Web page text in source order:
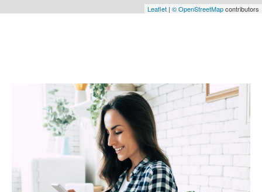
Leaflet | © OpenStreetMapcontributors